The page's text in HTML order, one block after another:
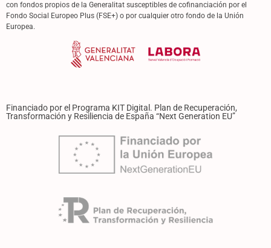
con fondos propios de la Generalitat susceptibles de cofinanciación por el
Fondo Social Europeo Plus (FSE+) o por cualquier otro fondo de la Unión
Europea.
Financiado por el Programa KIT Digital. Plan de Recuperación,
Transformación y Resiliencia de España “Next Generation EU”